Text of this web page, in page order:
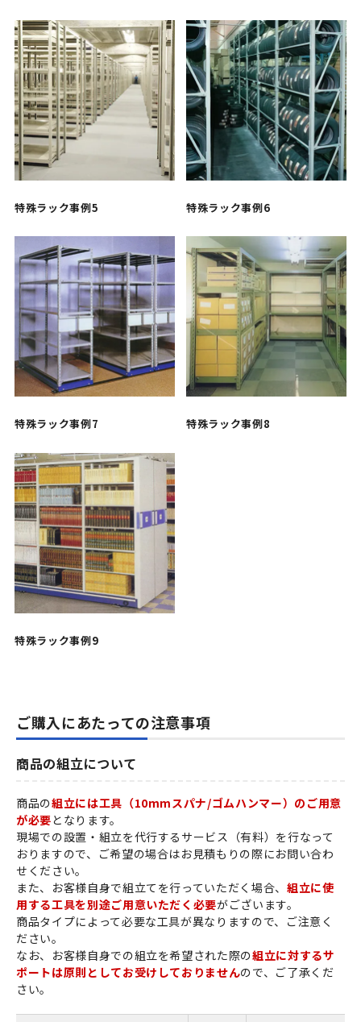
特殊ラック事例5 特殊ラック事例6
特殊ラック事例7 特殊ラック事例8
特殊ラック事例9
ご購入にあたっての注意事項
商品の組立について
商品の組立には工具（10mmスパナ/ゴムハンマー）のご用意
が必要となります。
現場での設置・組立を代行するサービス（有料）を行なって
おりますので、ご希望の場合はお見積もりの際にお問い合わ
せください。
また、お客様自身で組立てを行っていただく場合、 組立に使
用する工具を別途ご用意いただく必要がございます。
商品タイプによって必要な工具が異なりますので、ご注意く
ださい。
なお、お客様自身での組立を希望された際の組立に対するサ
ポートは原則としてお受けしておりませんので、ご了承くだ
さい。